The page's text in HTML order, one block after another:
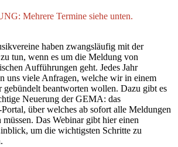
Mehrere Termine siehe unten.
haben zwangsläufig mit der
tun, wenn es um die Meldung von
Aufführungen geht. Jedes Jahr
uns viele Anfragen, welche wir in einem
gebündelt beantworten wollen. Dazu gibt es
Neuerung der GEMA: das
über welches ab sofort alle Meldungen
müssen. Das Webinar gibt hier einen
um die wichtigsten Schritte zu